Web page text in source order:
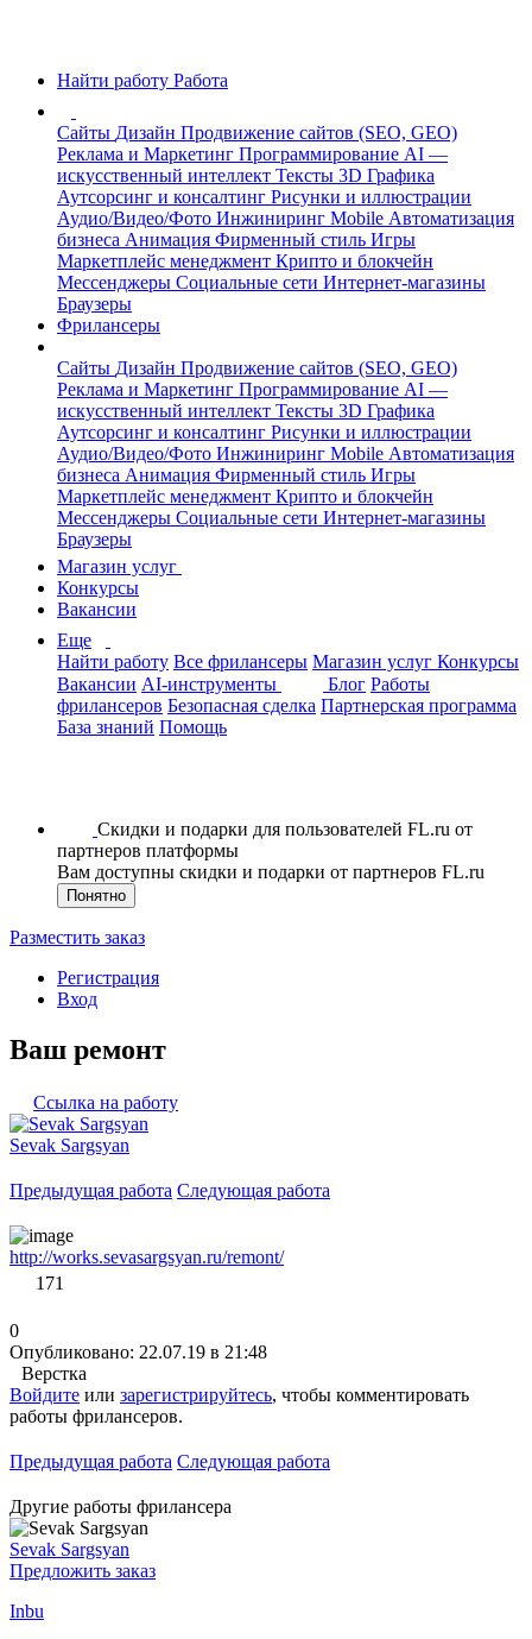
Найти работу Работа
Сайты Дизайн Продвижение сайтов (SEO, GEO)
Реклама и Маркетинг Программирование AI —
искусственный интеллект Тексты 3D Графика
Аутсорсинг и консалтинг Рисунки и иллюстрации
Аудио/Видео/Фото Инжиниринг Mobile Автоматизация
бизнеса Анимация Фирменный стиль Игры
Маркетплейс менеджмент Крипто и блокчейн
Мессенджеры Социальные сети Интернет-магазины
Браузеры
Фрилансеры
Сайты Дизайн Продвижение сайтов (SEO, GEO)
Реклама и Маркетинг Программирование AI —
искусственный интеллект Тексты 3D Графика
Аутсорсинг и консалтинг Рисунки и иллюстрации
Аудио/Видео/Фото Инжиниринг Mobile Автоматизация
бизнеса Анимация Фирменный стиль Игры
Маркетплейс менеджмент Крипто и блокчейн
Мессенджеры Социальные сети Интернет-магазины
Браузеры
Магазин услуг
Конкурсы
Вакансии
Еще
Найти работу Все фрилансеры Магазин услуг Конкурсы
Вакансии AI-инструменты Блог Работы
фрилансеров Безопасная сделка Партнерская программа
База знаний Помощь
Скидки и подарки для пользователей FL.ru от
партнеров платформы
Вам доступны скидки и подарки от партнеров FL.ru
Понятно
Разместить заказ
Регистрация
Вход
Ваш ремонт
Ссылка на работу
Sevak Sargsyan
Предыдущая работа Следующая работа
http://works.sevasargsyan.ru/remont/
171
0
Опубликовано: 22.07.19 в 21:48
Верстка
Войдите или зарегистрируйтесь, чтобы комментировать
работы фрилансеров.
Предыдущая работа Следующая работа
Другие работы фрилансера
Sevak Sargsyan
Предложить заказ
Inbu